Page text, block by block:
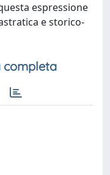
espressione
e storico-
completa